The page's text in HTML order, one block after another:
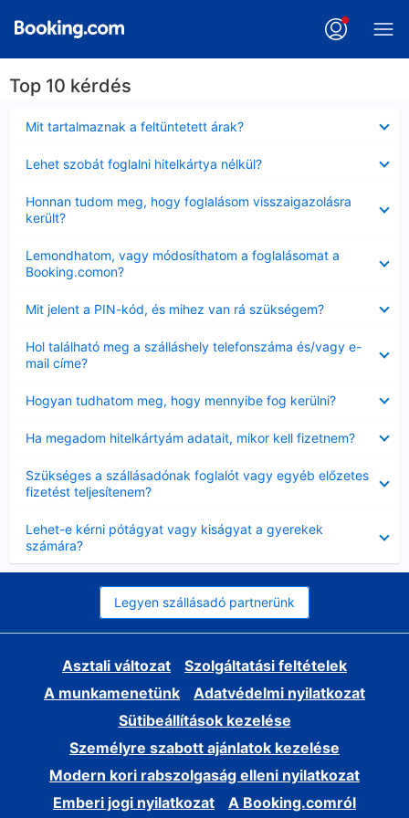
Top 10 kérdés
Mit tartalmaznak a feltüntetett árak?
Lehet szobát foglalni hitelkártya nélkül?
Honnan tudom meg, hogy foglalásom visszaigazolásra
került?
Lemondhatom, vagy módosíthatom a foglalásomat a
Booking.comon?
Mit jelent a PIN-kód, és mihez van rá szükségem?
Hol található meg a szálláshely telefonszáma és/vagy e-
mail címe?
Hogyan tudhatom meg, hogy mennyibe fog kerülni?
Ha megadom hitelkártyám adatait, mikor kell fizetnem?
Szükséges a szállásadónak foglalót vagy egyéb előzetes
fizetést teljesítenem?
Lehet-e kérni pótágyat vagy kiságyat a gyerekek
számára?
Legyen szállásadó partnerünk
Asztali változat
Szolgáltatási feltételek
A munkamenetünk
Adatvédelmi nyilatkozat
Sütibeállítások kezelése
Személyre szabott ajánlatok kezelése
Modern kori rabszolgaság elleni nyilatkozat
Emberi jogi nyilatkozat
A Booking.comról